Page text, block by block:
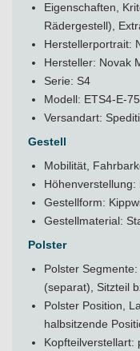
Eigenschaften,
Rädergestell),
Herstellerportrait:
Hersteller: Novak
Serie: S4
Modell: ETS4-E-75
Versandart:
Gestell
Mobilität,
Höhenverstellung:
Gestellform:
Gestellmaterial:
Polster
Polster
(separat), Sitzteil
Polster Position,
halbsitzende
Kopfteilverstellart: